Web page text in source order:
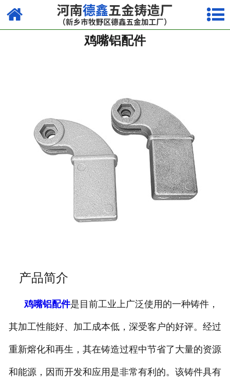
网站首页
镁合金压铸系列
其他
鸡嘴铝配件
产品简介
鸡嘴铝配件是目前工业上广泛使用的一种铸件，
其加工性能好、加工成本低，深受客户的好评。经过
重新熔化和再生，其在铸造过程中节省了大量的资源
和能源，因而开发和应用是非常有利的。该铸件具有